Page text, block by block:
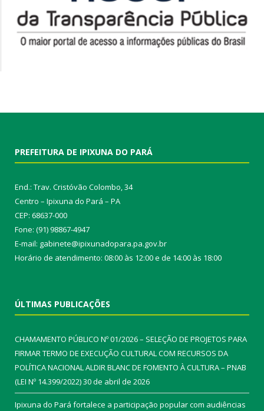
PREFEITURA DE IPIXUNA DO PARÁ
End.: Trav. Cristóvão Colombo, 34
Centro – Ipixuna do Pará – PA
CEP: 68637-000
Fone: (91) 98867-4947
E-mail: gabinete@ipixunadopara.pa.gov.br
Horário de atendimento: 08:00 às 12:00 e de 14:00 às 18:00
ÚLTIMAS PUBLICAÇÕES
CHAMAMENTO PÚBLICO Nº 01/2026 – SELEÇÃO DE PROJETOS PARA
FIRMAR TERMO DE EXECUÇÃO CULTURAL COM RECURSOS DA
POLÍTICA NACIONAL ALDIR BLANC DE FOMENTO À CULTURA – PNAB
(LEI Nº 14.399/2022)30 de abril de 2026
Ipixuna do Pará fortalece a participação popular com audiências